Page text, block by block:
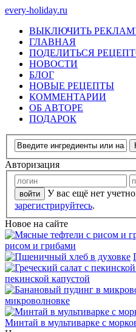
every-holiday.ru
ВЫКЛЮЧИТЬ
ГЛАВНАЯ
ПОДЕЛИТЬСЯ
НОВОСТИ
БЛОГ
НОВЫЕ РЕЦЕПТЫ
КОММЕНТАРИИ
ОБ АВТОРЕ
ПОДАРОК
Авторизация
У вас ещё нет
зарегистрируйтесь.
Новое на сайте
рисом и грибами
пекинской капустой
микроволновке
Минтай в мультиварке с